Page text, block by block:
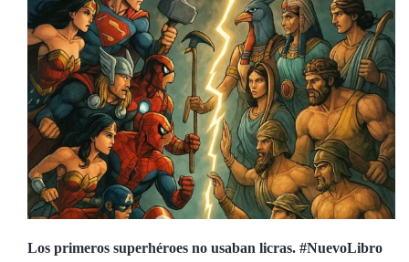
Los primeros superhéroes no usaban licras. #NuevoLibro